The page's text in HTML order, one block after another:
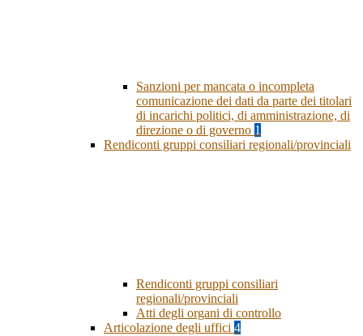
Sanzioni per mancata o incompleta
comunicazione dei dati da parte dei titolari
di incarichi politici, di amministrazione, di
direzione o di governo 1
Rendiconti gruppi consiliari regionali/provinciali
Rendiconti gruppi consiliari
regionali/provinciali
Atti degli organi di controllo
Articolazione degli uffici 4